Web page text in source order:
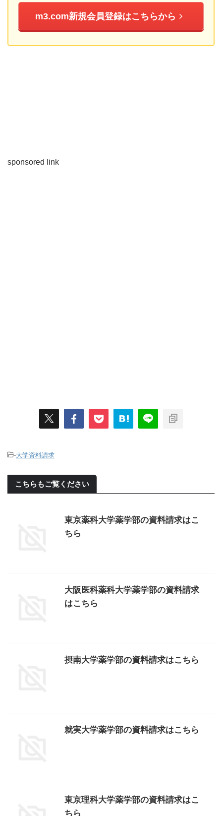
m3.com新規会員登録はこちらから
sponsored link
-大学資料請求
こちらもご覧ください
東京薬科大学薬学部の資料請求はこ
ちら
大阪医科薬科大学薬学部の資料請求
はこちら
摂南大学薬学部の資料請求はこちら
就実大学薬学部の資料請求はこちら
東京理科大学薬学部の資料請求はこ
ちら